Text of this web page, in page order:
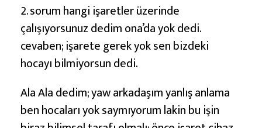
2. sorum hangi işaretler üzerinde
çalışıyorsunuz dedim ona’da yok dedi.
cevaben; işarete gerek yok sen bizdeki
hocayı bilmiyorsun dedi.
Ala Ala dedim; yaw arkadaşım yanlış anlama
ben hocaları yok saymıyorum lakin bu işin